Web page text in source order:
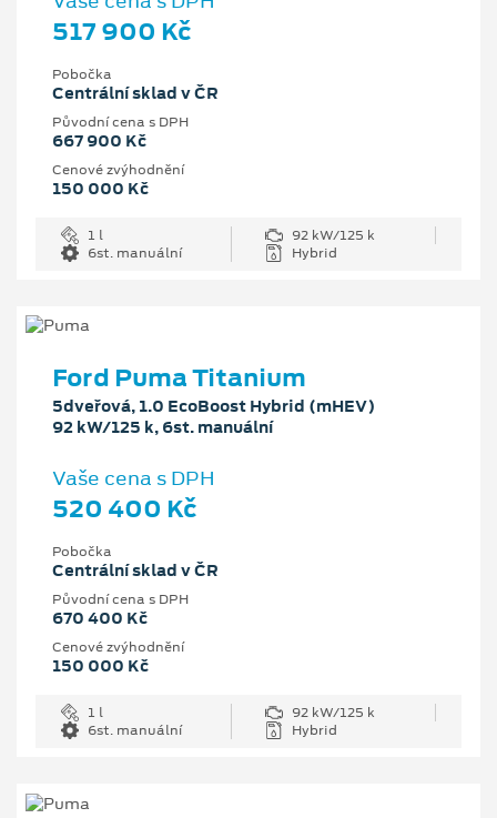
517 900 Kč
Pobočka
Centrální sklad v ČR
Původní cena s DPH
667 900 Kč
Cenové zvýhodnění
150 000 Kč
1 l
92 kW/125 k
6st. manuální
Hybrid
Ford Puma Titanium
5dveřová, 1.0 EcoBoost Hybrid (mHEV)
92 kW/125 k, 6st. manuální
Vaše cena s DPH
520 400 Kč
Pobočka
Centrální sklad v ČR
Původní cena s DPH
670 400 Kč
Cenové zvýhodnění
150 000 Kč
1 l
92 kW/125 k
6st. manuální
Hybrid